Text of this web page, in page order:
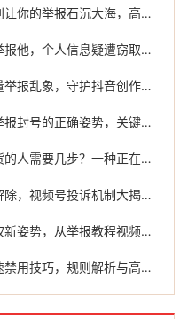
大海，高效处理抖音服务号侵权指南
窃取？拆解小红书数据红线与维权路径
乱象，守护抖音创作生态
抖音如何举报至封号商家，抖音举报封号的正确姿势，关键时刻能派上用场
怎样毁掉一个主播，杀死那个卖货的人需要几步？一种正在被明码标价的直播间处刑艺术
视频号投诉会封号吗安全吗怎么解除，视频号投诉机制大揭秘，会被封号吗？如何保障账号安全？
专门举报小红书笔记，小红书维权新姿势，从举报教程视频，到专业团队护航
快手怎么让人封号，快手账号快速禁用技巧，规则解析与高效举报指南